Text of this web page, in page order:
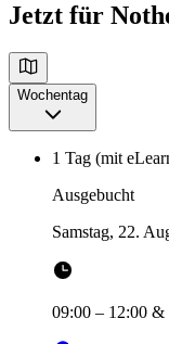
Jetzt für
Wochentag
1 Tag (mit
Ausgebucht
Samstag, 22.
09:00 – 12:00 &